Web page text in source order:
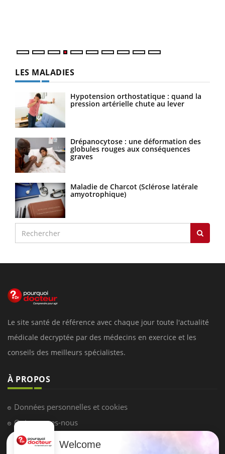
LES MALADIES
Hypotension orthostatique : quand la
pression artérielle chute au lever
Drépanocytose : une déformation des
globules rouges aux conséquences
graves
Maladie de Charcot (Sclérose latérale
amyotrophique)
Le site santé de référence avec chaque jour toute l'actualité
médicale decryptée par des médecins en exercice et les
conseils des meilleurs spécialistes.
À PROPOS
Données personnelles et cookies
Qui sommes-nous
Conditions d'utilisation
Welcome